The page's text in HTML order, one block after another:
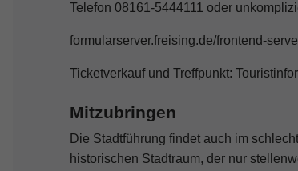
Telefon 08161-5444111 oder
formularserver.freising.de/frontend-
Ticketverkauf und Treffpunkt:
Mitzubringen
Die Stadtführung findet auch im
historischen Stadtraum, der nur